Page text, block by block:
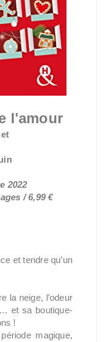
l'amour
2022
/ 6,99 €
et tendre qu’un
la neige, l’odeur
et sa boutique-
!
magique,